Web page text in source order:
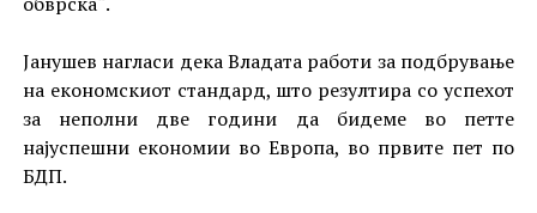
Јанушев нагласи дека Владата работи за подбрување
на економскиот стандард, што резултира со успехот
за неполни две години да бидеме во петте
најуспешни економии во Европа, во првите пет по
БДП.